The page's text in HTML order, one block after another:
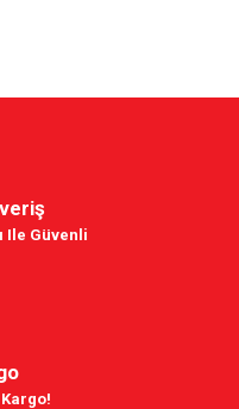
Ile Güvenli